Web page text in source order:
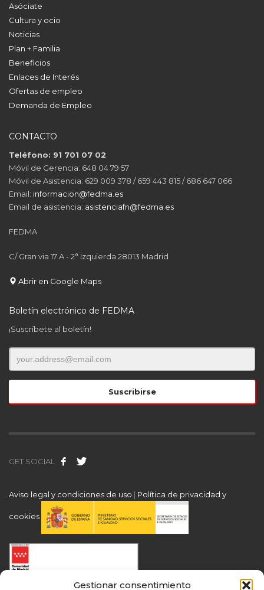
Gestionar consentimiento
Asóciate
Cultura y ocio
Noticias
Plan + Familia
Beneficios
Enlaces de Interés
Ofertas de empleo
Demanda de Empleo
CONTACTO
Teléfono: 91 701 07 02
Móvil de Gerencia: 648 04 79 57
Móvil de Asistencia: 629 009 378 / 659 443 815 / 686 647 066
Email: informacion@fedma.es
Email de asistencia: asistenciafn@fedma.es
FEDMA
C/ Gran via 17 A - 2° Izquierda 28013 Madrid
Abrir en Google Maps
Boletín electrónico de FEDMA
¡Suscríbete al boletín!
GET SOCIAL
Aviso legal y condiciones de uso | Política de privacidad y
cookies